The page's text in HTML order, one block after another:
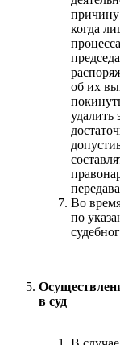
причину
когда
об их
удалить
Во
по
в суд